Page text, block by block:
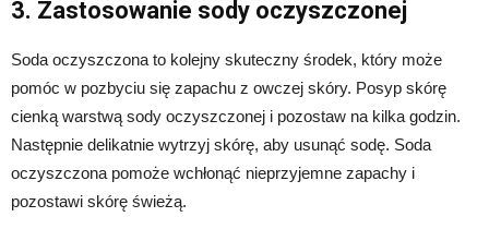
3. Zastosowanie sody oczyszczonej
Soda oczyszczona to kolejny skuteczny środek, który może
pomóc w pozbyciu się zapachu z owczej skóry. Posyp skórę
cienką warstwą sody oczyszczonej i pozostaw na kilka godzin.
Następnie delikatnie wytrzyj skórę, aby usunąć sodę. Soda
oczyszczona pomoże wchłonąć nieprzyjemne zapachy i
pozostawi skórę świeżą.